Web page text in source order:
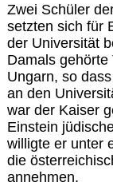
Zwei Schüler
setzten sich für
der Universität
Damals
Ungarn, so
an den
war der Kaiser
Einstein
willigte er unter
die
annehmen.